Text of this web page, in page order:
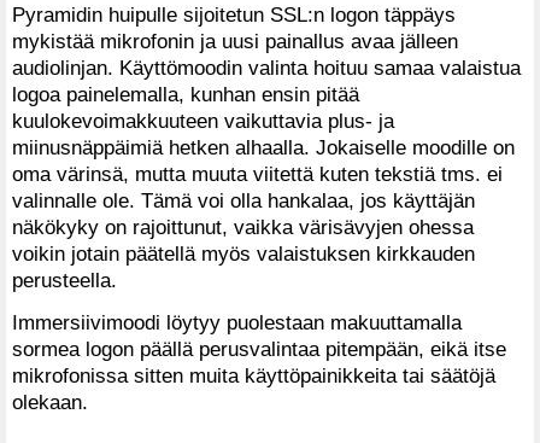
Pyramidin huipulle sijoitetun SSL:n logon täppäys
mykistää mikrofonin ja uusi painallus avaa jälleen
audiolinjan. Käyttömoodin valinta hoituu samaa valaistua
logoa painelemalla, kunhan ensin pitää
kuulokevoimakkuuteen vaikuttavia plus- ja
miinusnäppäimiä hetken alhaalla. Jokaiselle moodille on
oma värinsä, mutta muuta viitettä kuten tekstiä tms. ei
valinnalle ole. Tämä voi olla hankalaa, jos käyttäjän
näkökyky on rajoittunut, vaikka värisävyjen ohessa
voikin jotain päätellä myös valaistuksen kirkkauden
perusteella.
Immersiivimoodi löytyy puolestaan makuuttamalla
sormea logon päällä perusvalintaa pitempään, eikä itse
mikrofonissa sitten muita käyttöpainikkeita tai säätöjä
olekaan.